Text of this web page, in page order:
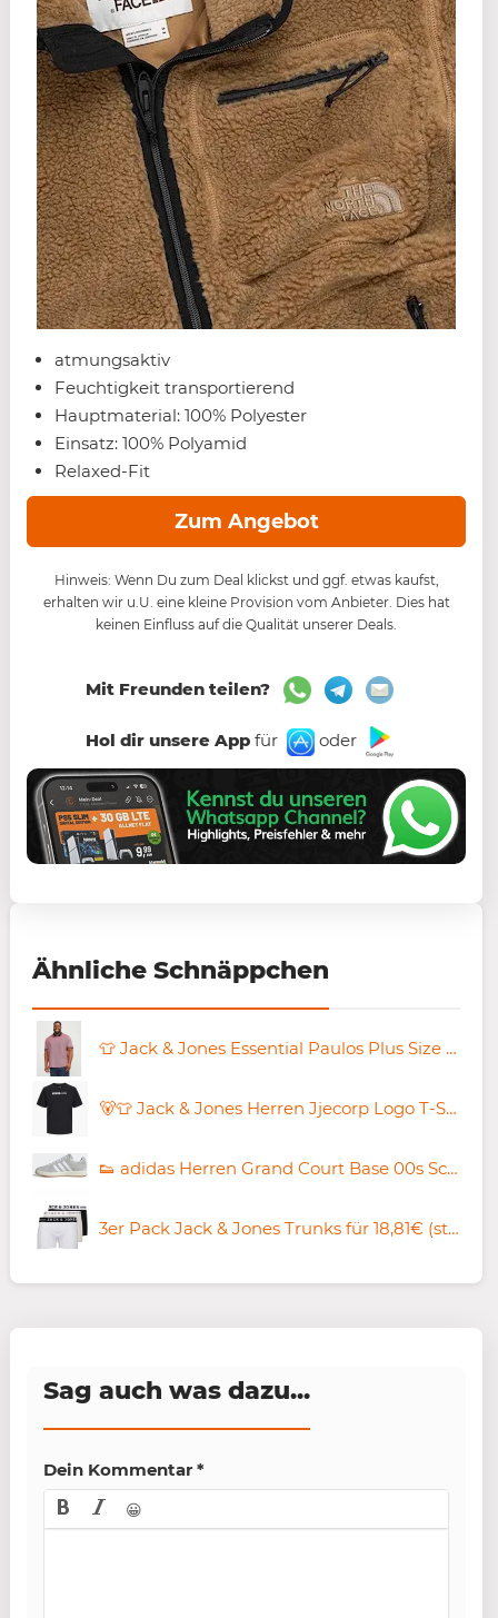
atmungsaktiv
Feuchtigkeit transportierend
Hauptmaterial: 100% Polyester
Einsatz: 100% Polyamid
Relaxed-Fit
Zum Angebot
Hinweis: Wenn Du zum Deal klickst und ggf. etwas kaufst,
erhalten wir u.U. eine kleine Provision vom Anbieter. Dies hat
keinen Einfluss auf die Qualität unserer Deals.
Mit Freunden teilen?
Hol dir unsere Appfür oder
Ähnliche Schnäppchen
👕 Jack & Jones Essential Paulos Plus Size Short Sleeve Polo für 15,35€ (statt 24€) – XXL bis 6XL
🐻👕 Jack & Jones Herren Jjecorp Logo T-Shirt für 15,99€ (statt 25€) – 4XL bis 6XL
👟 adidas Herren Grand Court Base 00s Schuhe für 34,99€ (statt 45€)
3er Pack Jack & Jones Trunks für 18,81€ (statt 24€)
Sag auch was dazu...
Dein Kommentar *
😀